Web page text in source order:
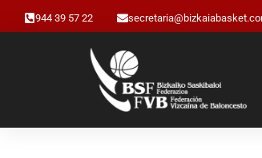
944 39 57 22